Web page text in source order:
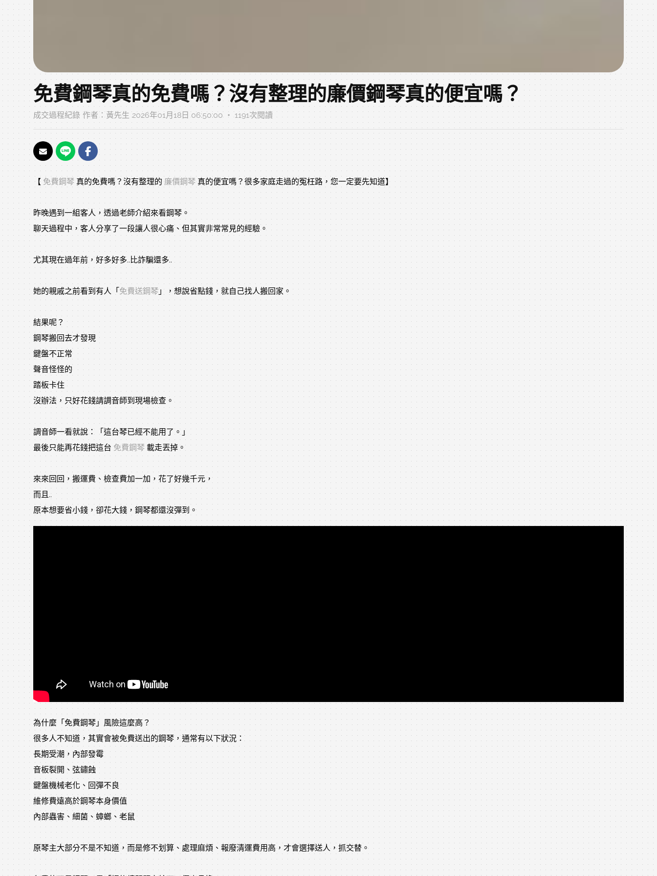
免費鋼琴真的免費嗎？沒有整理的廉價鋼琴真的便宜嗎？
成交過程紀錄 作者：黃先生 2026年01月18日 06:50:00 ‧ 1191次閱讀
【 免費鋼琴 真的免費嗎？沒有整理的 廉價鋼琴 真的便宜嗎？很多家庭走過的冤枉路，您一定要先知道】
昨晚遇到一組客人，透過老師介紹來看鋼琴。
聊天過程中，客人分享了一段讓人很心痛、但其實非常常見的經驗。
尤其現在過年前，好多好多..比詐騙還多..
她的親戚之前看到有人「免費送鋼琴」，想說省點錢，就自己找人搬回家。
結果呢？
鋼琴搬回去才發現
鍵盤不正常
聲音怪怪的
踏板卡住
沒辦法，只好花錢請調音師到現場檢查。
調音師一看就說：「這台琴已經不能用了。」
最後只能再花錢把這台 免費鋼琴 載走丟掉。
來來回回，搬運費、檢查費加一加，花了好幾千元，
而且..
原本想要省小錢，卻花大錢，鋼琴都還沒彈到。
為什麼「免費鋼琴」風險這麼高？
很多人不知道，其實會被免費送出的鋼琴，通常有以下狀況：
長期受潮，內部發霉
音板裂開、弦鏽蝕
鍵盤機械老化、回彈不良
維修費遠高於鋼琴本身價值
內部蟲害、細菌、蟑螂、老鼠
原琴主大部分不是不知道，而是修不划算、處理麻煩、報廢清運費用高，才會選擇送人，抓交替。